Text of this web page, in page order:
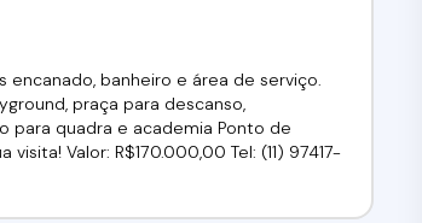
banheiro e área de serviço.
praça para descanso,
para quadra e academia Ponto de
Valor: R$170.000,00 Tel: (11) 97417-